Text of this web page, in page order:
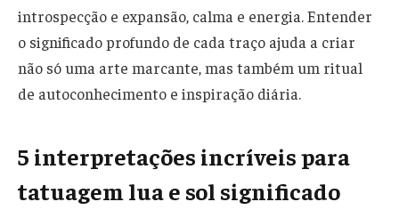
introspecção e expansão, calma e energia. Entender
o significado profundo de cada traço ajuda a criar
não só uma arte marcante, mas também um ritual
de autoconhecimento e inspiração diária.
5 interpretações incríveis para
tatuagem lua e sol significado